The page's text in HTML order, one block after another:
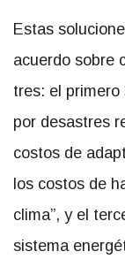
Estas
acuerdo sobre
tres: el primero
por desastres
costos de
los costos de
clima , y el
sistema